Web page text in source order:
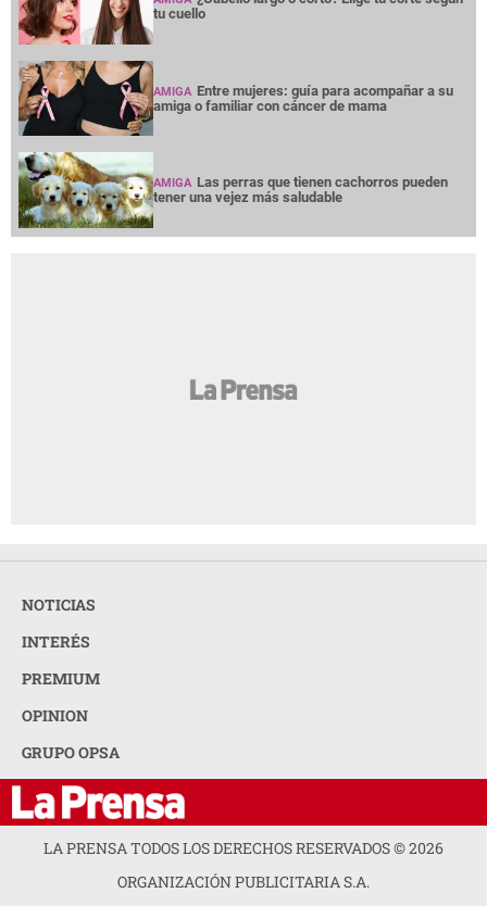
tu cuello
AMIGA Entre mujeres: guía para acompañar a su
amiga o familiar con cáncer de mama
AMIGA Las perras que tienen cachorros pueden
tener una vejez más saludable
NOTICIAS
INTERÉS
PREMIUM
OPINION
GRUPO OPSA
LA PRENSA TODOS LOS DERECHOS RESERVADOS ©2026
ORGANIZACIÓN PUBLICITARIA S.A.